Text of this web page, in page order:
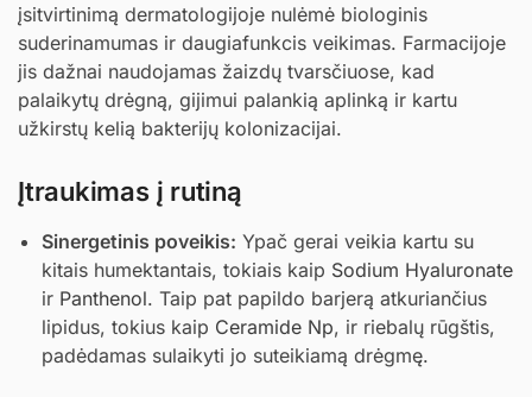
įsitvirtinimą dermatologijoje nulėmė biologinis
suderinamumas ir daugiafunkcis veikimas. Farmacijoje
jis dažnai naudojamas žaizdų tvarsčiuose, kad
palaikytų drėgną, gijimui palankią aplinką ir kartu
užkirstų kelią bakterijų kolonizacijai.
Įtraukimas į rutiną
Sinergetinis poveikis: Ypač gerai veikia kartu su
kitais humektantais, tokiais kaip Sodium Hyaluronate
ir Panthenol. Taip pat papildo barjerą atkuriančius
lipidus, tokius kaip Ceramide Np, ir riebalų rūgštis,
padėdamas sulaikyti jo suteikiamą drėgmę.